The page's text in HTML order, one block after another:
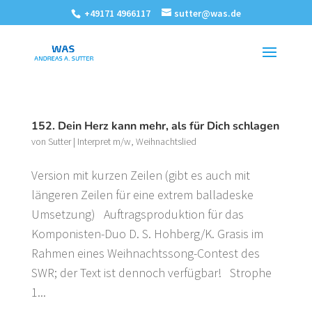
+49171 4966117 sutter@was.de
152. Dein Herz kann mehr, als für Dich schlagen
von Sutter| Interpret m/w, Weihnachtslied
Version mit kurzen Zeilen (gibt es auch mit
längeren Zeilen für eine extrem balladeske
Umsetzung) Auftragsproduktion für das
Komponisten-Duo D. S. Hohberg/K. Grasis im
Rahmen eines Weihnachtssong-Contest des
SWR; der Text ist dennoch verfügbar! Strophe
1...